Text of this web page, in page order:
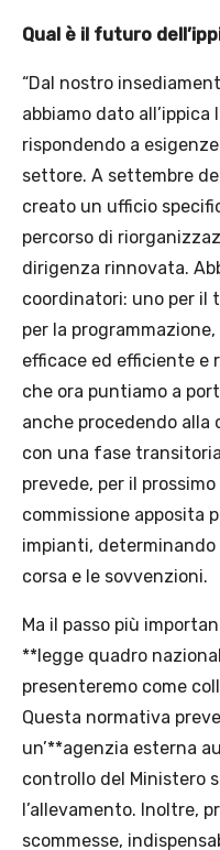
Qual è il futuro
“Dal nostro
abbiamo dato
rispondendo a
settore. A settembre
creato un ufficio
percorso di
dirigenza rinnovata.
coordinatori: uno per il
per la
efficace ed efficiente e
che ora puntiamo a
anche procedendo alla
con una fase
prevede, per il
commissione apposita
impianti,
corsa e le sovvenzioni.
Ma il passo più
**legge quadro
presenteremo come
Questa normativa
un’**agenzia esterna
controllo del Ministero
l’allevamento. Inoltre,
scommesse,